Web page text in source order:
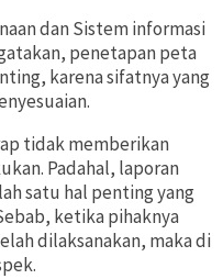
dan Sistem informasi
penetapan peta
karena sifatnya yang
tidak memberikan
Padahal, laporan
satu hal penting yang
ketika pihaknya
dilaksanakan, maka di